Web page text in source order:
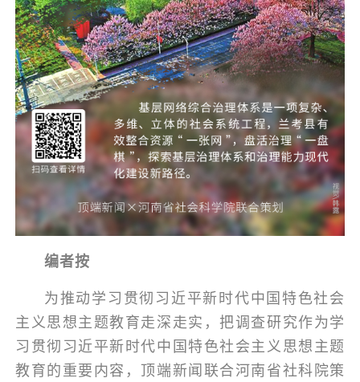
编者按
为推动学习贯彻习近平新时代中国特色社会
主义思想主题教育走深走实，把调查研究作为学
习贯彻习近平新时代中国特色社会主义思想主题
教育的重要内容，顶端新闻联合河南省社科院策